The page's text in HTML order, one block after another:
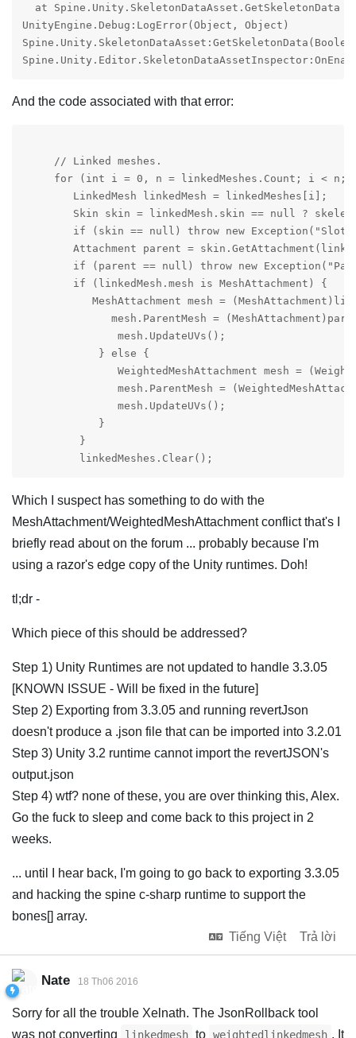
at Spine.Unity.SkeletonDataAsset.GetSkeletonData
UnityEngine.Debug:LogError(Object, Object)
And the code associated with that error:
     // Linked meshes.
for (int i = 0, n = linkedMeshes.Count; i < n;
        LinkedMesh linkedMesh = linkedMeshes[i];
Skin skin = linkedMesh.skin == null ?
if (skin == null) throw new Exception("Slot
Attachment parent =
if (parent == null) throw new
        if (linkedMesh.mesh is MeshAttachment) {
MeshAttachment mesh =
mesh.ParentMesh =
               mesh.UpdateUVs();
            } else {
WeightedMeshAttachment mesh =
mesh.ParentMesh =
               mesh.UpdateUVs();
            }
         }
Which I suspect has something to do with the
MeshAttachment/WeightedMeshAttachment conflict that's I
briefly read about on the forum ... probably because I'm
using a razor's edge copy of the Unity runtimes. Doh!
tl;dr -
Which piece of this should be addressed?
Step 1) Unity Runtimes are not updated to handle 3.3.05
[KNOWN ISSUE - Will be fixed in the future]
Step 2) Exporting from 3.3.05 and running revertJson
doesn't produce a .json file that can be imported into 3.2.01
Step 3) Unity 3.2 runtime cannot import the revertJSON's
output.json
Step 4) wtf? none of these, you are over thinking this, Alex.
Go the fuck to sleep and come back to this project in 2
weeks.
... until I hear back, I'm going to go back to exporting 3.3.05
and hacking the spine c-sharp runtime to support the
bones[] array.
Tiếng Việt
Trả lời
Nate 18 Th06 2016
Sorry for all the trouble Xelnath. The JsonRollback tool
was not converting
linkedmesh to weightedlinkedmesh . It